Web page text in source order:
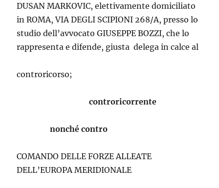
DUSAN MARKOVIC, elettivamente domiciliato
in ROMA, VIA DEGLI SCIPIONI 268/A, presso lo
studio dell’avvocato GIUSEPPE BOZZI, che lo
rappresenta e difende, giusta delega in calce al
controricorso;
controricorrente
nonché contro
COMANDO DELLE FORZE ALLEATE
DELL’EUROPA MERIDIONALE